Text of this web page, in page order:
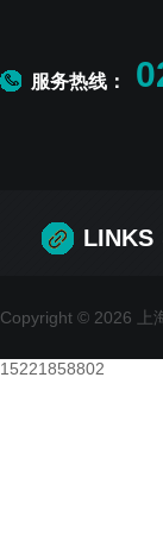
服务热线：
LINKS
Copyright © 2026 上
15221858802